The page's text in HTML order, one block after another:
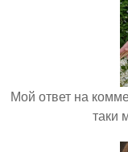
Мой ответ на
таки